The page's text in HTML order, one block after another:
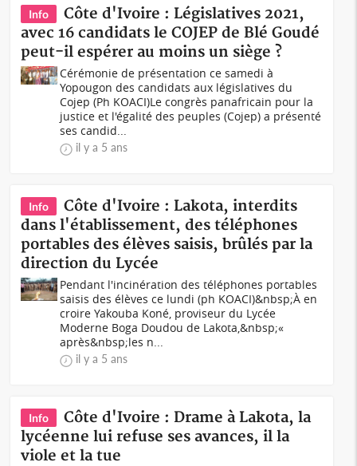
Info
Côte d'Ivoire : Législatives 2021,
avec 16 candidats le COJEP de Blé Goudé
peut-il espérer au moins un siège ?
Cérémonie de présentation ce samedi à
Yopougon des candidats aux législatives du
Cojep (Ph KOACI)Le congrès panafricain pour la
justice et l'égalité des peuples (Cojep) a présenté
ses candid...
il y a 5 ans
Info
Côte d'Ivoire : Lakota, interdits
dans l'établissement, des téléphones
portables des élèves saisis, brûlés par la
direction du Lycée
Pendant l'incinération des téléphones portables
saisis des élèves ce lundi (ph KOACI)&nbsp;À en
croire Yakouba Koné, proviseur du Lycée
Moderne Boga Doudou de Lakota,&nbsp;«
après&nbsp;les n...
il y a 5 ans
Info
Côte d'Ivoire : Drame à Lakota, la
lycéenne lui refuse ses avances, il la
viole et la tue